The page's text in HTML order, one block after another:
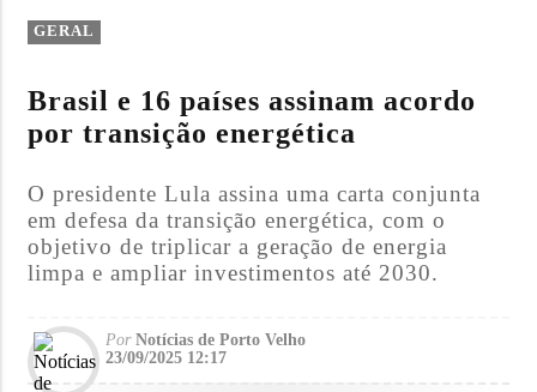
GERAL
Brasil e 16 países assinam acordo
por transição energética
O presidente Lula assina uma carta conjunta
em defesa da transição energética, com o
objetivo de triplicar a geração de energia
limpa e ampliar investimentos até 2030.
PorNotícias de Porto Velho
23/09/2025 12:17